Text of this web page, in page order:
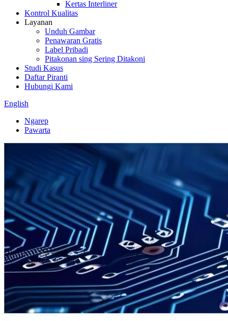
Kertas Interliner
Kontrol Kualitas
Layanan
Unduh Gambar
Penawaran Gratis
Label Pribadi
Pitakonan sing Sering Ditakoni
Studi Kasus
Daftar Piranti
Hubungi Kami
English
Ngarep
Pawarta